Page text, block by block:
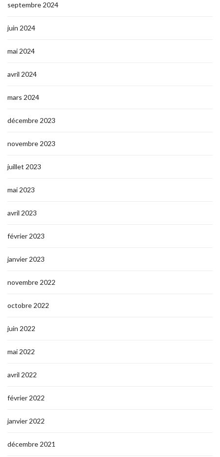
septembre 2024
juin 2024
mai 2024
avril 2024
mars 2024
décembre 2023
novembre 2023
juillet 2023
mai 2023
avril 2023
février 2023
janvier 2023
novembre 2022
octobre 2022
juin 2022
mai 2022
avril 2022
février 2022
janvier 2022
décembre 2021